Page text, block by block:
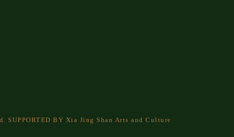
BY Xia Jing Shan Arts and Culture